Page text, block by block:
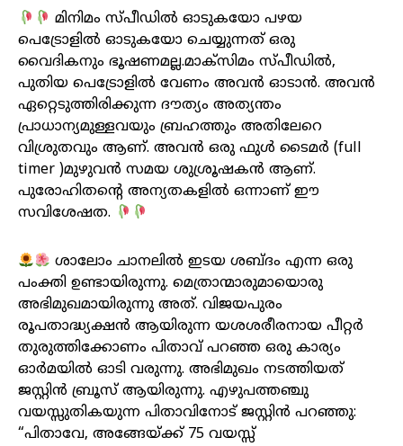
മിനിമം സ്പീഡിൽ ഓടുകയോ പഴയ
പെട്രോളിൽ ഓടുകയോ ചെയ്യുന്നത് ഒരു
വൈദികനും ഭൂഷണമല്ല.മാക്സിമം സ്പീഡിൽ,
പുതിയ പെട്രോളിൽ വേണം അവൻ ഓടാൻ. അവൻ
ഏറ്റെടുത്തിരിക്കുന്ന ദൗത്യം അത്യന്തം
പ്രാധാന്യമുള്ളവയും ബ്രഹത്തും അതിലേറെ
വിശ്രുതവും ആണ്. അവൻ ഒരു ഫുൾ ടൈമർ (full
timer )മുഴുവൻ സമയ ശുശ്രൂഷകൻ ആണ്.
പുരോഹിതന്റെ അന്യതകളിൽ ഒന്നാണ് ഈ
സവിശേഷത.
ശാലോം ചാനലിൽ ഇടയ ശബ്ദം എന്ന ഒരു
പംക്തി ഉണ്ടായിരുന്നു. മെത്രാന്മാരുമായൊരു
അഭിമുഖമായിരുന്നു അത്. വിജയപുരം
രൂപതാദ്ധ്യക്ഷൻ ആയിരുന്ന യശശരീരനായ പീറ്റർ
തുരുത്തിക്കോണം പിതാവ് പറഞ്ഞ ഒരു കാര്യം
ഓർമയിൽ ഓടി വരുന്നു. അഭിമുഖം നടത്തിയത്
ജസ്റ്റിൻ ബ്രൂസ് ആയിരുന്നു. എഴുപത്തഞ്ചു
വയസ്സുതികയുന്ന പിതാവിനോട് ജസ്റ്റിൻ പറഞ്ഞു:
“പിതാവേ, അങ്ങേയ്ക്ക് 75 വയസ്സ്